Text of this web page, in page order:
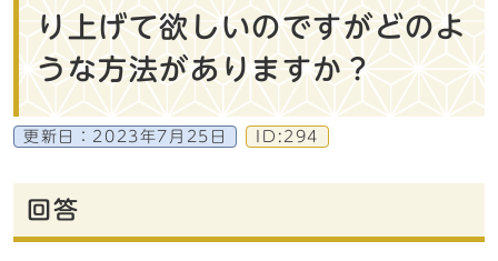
り上げて欲しいのですがどのよ
うな方法がありますか？
更新日： 2023年7月25日 ID:294
回答